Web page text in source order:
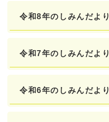
令和8年のしみんだより
令和7年のしみんだより
令和6年のしみんだより